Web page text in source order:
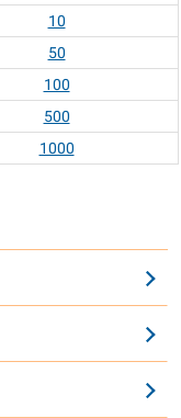
10
50
100
500
1000